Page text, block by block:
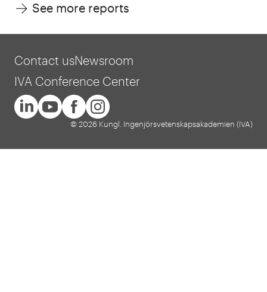
See more reports
Contact usNewsroom
IVA Conference Center
© 2026 Kungl. Ingenjörsvetenskapsakademien (IVA)